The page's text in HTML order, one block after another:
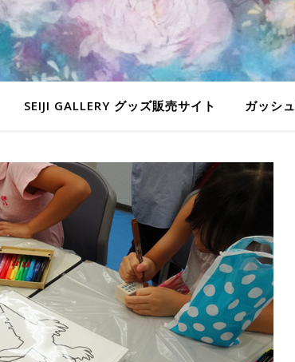
SEIJI GALLERY グッズ販売サイト ガッシ